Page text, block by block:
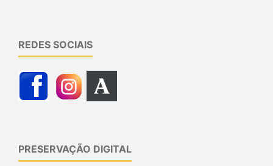
REDES SOCIAIS
PRESERVAÇÃO DIGITAL